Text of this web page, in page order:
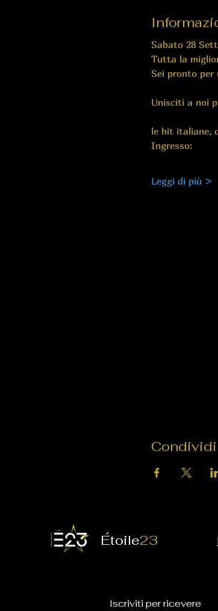
Sabato 28
Tutta la
Sei pronto
Unisciti a noi
le hit italiane,
Ingresso:
Leggi di più >
Condividi
Étoile23
Iscriviti per ricevere